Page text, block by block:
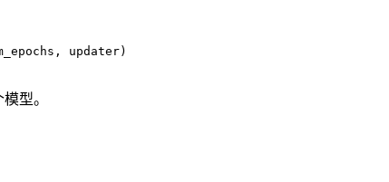
updater)
型。